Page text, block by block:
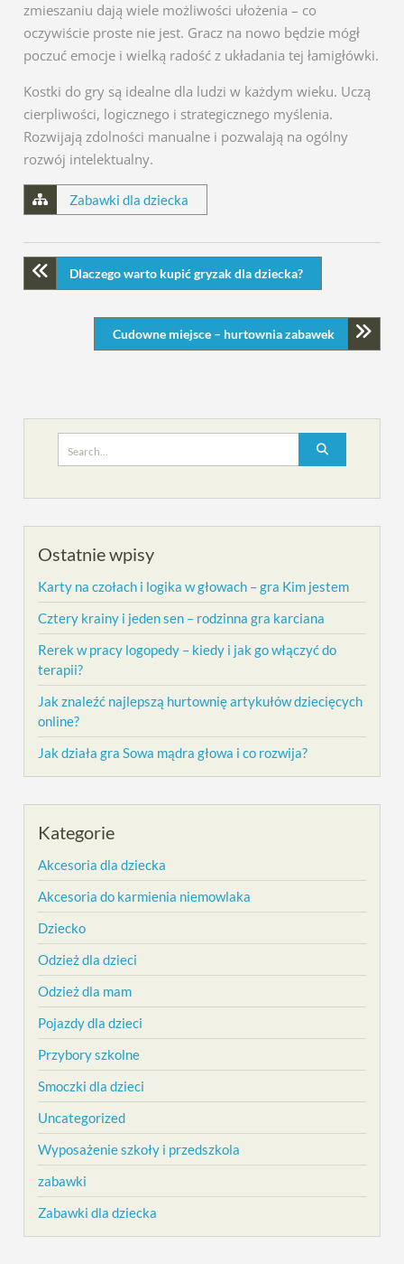
zmieszaniu dają wiele możliwości ułożenia – co
oczywiście proste nie jest. Gracz na nowo będzie mógł
poczuć emocje i wielką radość z układania tej łamigłówki.
Kostki do gry są idealne dla ludzi w każdym wieku. Uczą
cierpliwości, logicznego i strategicznego myślenia.
Rozwijają zdolności manualne i pozwalają na ogólny
rozwój intelektualny.
Zabawki dla dziecka
Dlaczego warto kupić gryzak dla dziecka?
Cudowne miejsce – hurtownia zabawek
for:
Ostatnie wpisy
Karty na czołach i logika w głowach – gra Kim jestem
Cztery krainy i jeden sen – rodzinna gra karciana
Rerek w pracy logopedy – kiedy i jak go włączyć do
terapii?
Jak znaleźć najlepszą hurtownię artykułów dziecięcych
online?
Jak działa gra Sowa mądra głowa i co rozwija?
Kategorie
Akcesoria dla dziecka
Akcesoria do karmienia niemowlaka
Dziecko
Odzież dla dzieci
Odzież dla mam
Pojazdy dla dzieci
Przybory szkolne
Smoczki dla dzieci
Uncategorized
Wyposażenie szkoły i przedszkola
zabawki
Zabawki dla dziecka